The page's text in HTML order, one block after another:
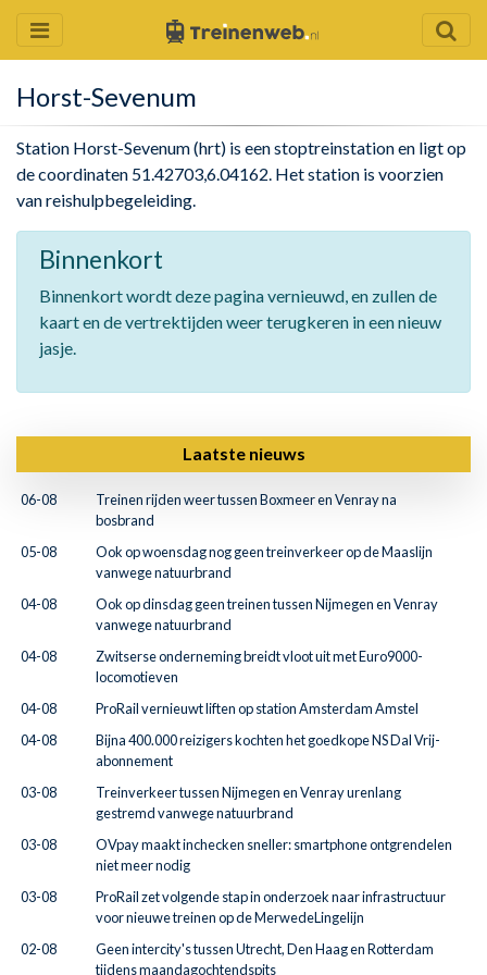
Horst-Sevenum
Station Horst-Sevenum (hrt) is een stoptreinstation en ligt op
de coordinaten 51.42703,6.04162. Het station is voorzien
van reishulpbegeleiding.
Binnenkort
Binnenkort wordt deze pagina vernieuwd, en zullen de
kaart en de vertrektijden weer terugkeren in een nieuw
jasje.
Laatste nieuws
06-08
Treinen rijden weer tussen Boxmeer en Venray na
bosbrand
05-08
Ook op woensdag nog geen treinverkeer op de Maaslijn
vanwege natuurbrand
04-08
Ook op dinsdag geen treinen tussen Nijmegen en Venray
vanwege natuurbrand
04-08
Zwitserse onderneming breidt vloot uit met Euro9000-
locomotieven
04-08
ProRail vernieuwt liften op station Amsterdam Amstel
04-08
Bijna 400.000 reizigers kochten het goedkope NS Dal Vrij-
abonnement
03-08
Treinverkeer tussen Nijmegen en Venray urenlang
gestremd vanwege natuurbrand
03-08
OVpay maakt inchecken sneller: smartphone ontgrendelen
niet meer nodig
03-08
ProRail zet volgende stap in onderzoek naar infrastructuur
voor nieuwe treinen op de MerwedeLingelijn
02-08
Geen intercity's tussen Utrecht, Den Haag en Rotterdam
tijdens maandagochtendspits